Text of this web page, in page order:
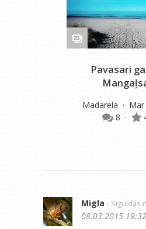
Pavasari
Madarela ·
8 ·
Migla - Siguldas
08.03.2015 19:32